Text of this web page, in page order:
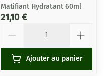
Matifiant Hydratant 60ml
21,10 €
Ajouter au panier